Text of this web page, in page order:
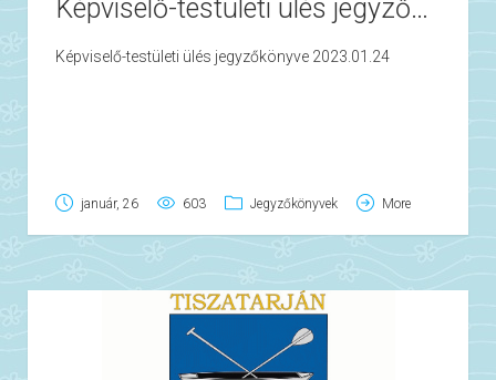
Képviselő-testületi ülés jegyzőkönyve 2023.01.24
Képviselő-testületi ülés jegyzőkönyve 2023.01.24
január, 26 603 Jegyzőkönyvek More